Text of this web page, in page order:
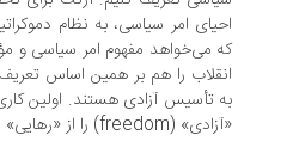
احیای امر سیاسی، به نظام
که می‌خواهد مفهوم امر سیاسی و
انقلاب را هم بر همین اساس
به تأسیس آزادی هستند. اولین
«آزادی» (freedom) را از «رهایی» (liberation) متمایز می‌کند.